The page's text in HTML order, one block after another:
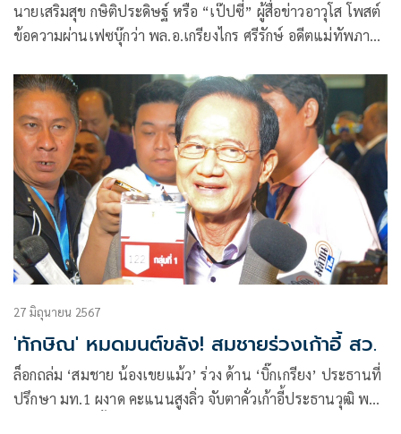
นายเสริมสุข กษิติประดิษฐ์ หรือ “เป๊ปซี่” ผู้สื่อข่าวอาวุโส โพสต์
ข้อความผ่านเฟซบุ๊กว่า พล.อ.เกรียงไกร ศรีรักษ์ อดีตแม่ทัพภาคสี่
27 มิถุนายน 2567
'ทักษิณ' หมดมนต์ขลัง! สมชายร่วงเก้าอี้ สว.
ล็อกถล่ม ‘สมชาย น้องเขยแม้ว’ ร่วง ด้าน ‘บิ๊กเกรียง’ ประธานที่
ปรึกษา มท.1 ผงาด คะแนนสูงลิ่ว จับตาคั่วเก้าอี้ประธานวุฒิ พบ